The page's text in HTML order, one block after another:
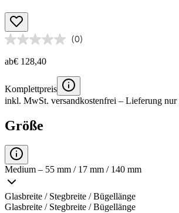
(0)
ab€ 128,40
Komplettpreis
inkl. MwSt. versandkostenfrei – Lieferung nur
Größe
Medium – 55 mm / 17 mm / 140 mm
Glasbreite / Stegbreite / Bügellänge
Glasbreite / Stegbreite / Bügellänge